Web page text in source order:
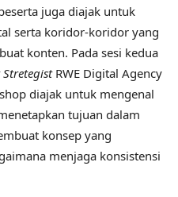
juga diajak untuk
serta koridor-koridor yang
konten. Pada sesi kedua
StretegistRWE Digital Agency
diajak untuk mengenal
tujuan dalam
konsep yang
menjaga konsistensi